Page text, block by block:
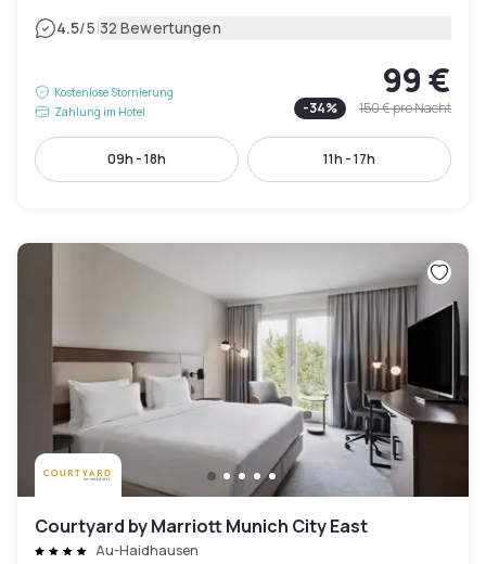
4.5/5|32 Bewertungen
Kostenlose Stornierung
Zahlung im Hotel
99 €
-34% 150 €pro Nacht
09h - 18h 11h - 17h
Courtyard by Marriott Munich City East
Au-Haidhausen